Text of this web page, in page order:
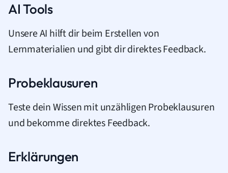
AI Tools
Unsere AI hilft dir beim Erstellen von
Lernmaterialien und gibt dir direktes Feedback.
Probeklausuren
Teste dein Wissen mit unzähligen Probeklausuren
und bekomme direktes Feedback.
Erklärungen